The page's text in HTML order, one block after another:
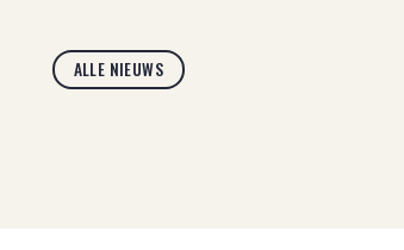
ALLE NIEUWS